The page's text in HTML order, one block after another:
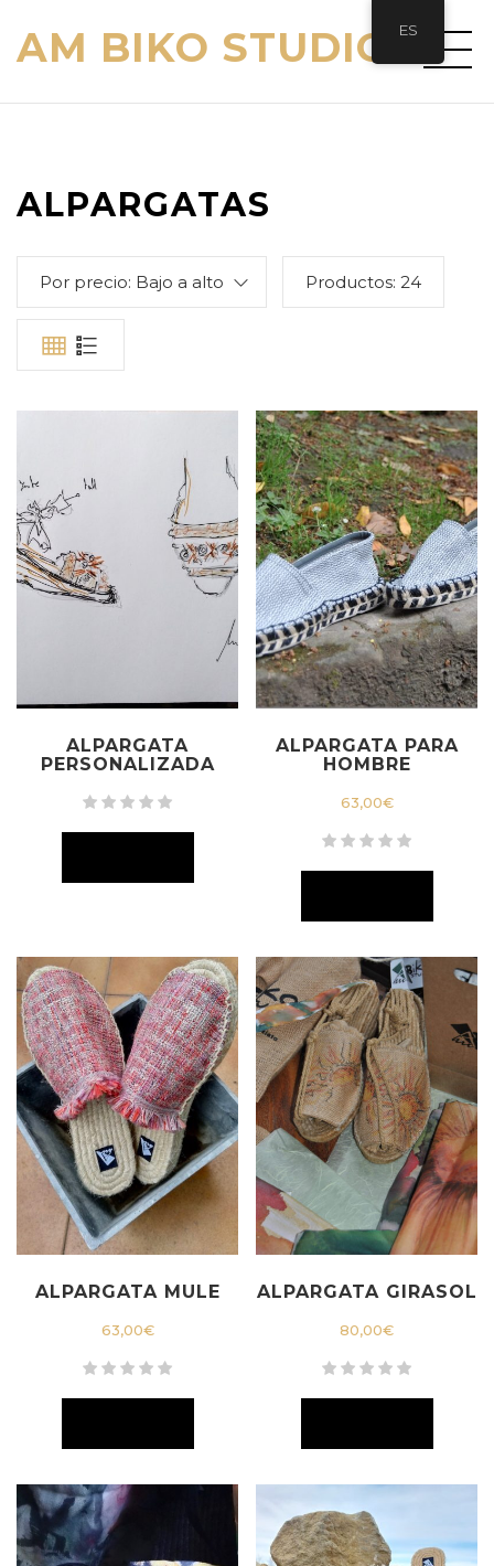
AM BIKO STUDIO
ALPARGATAS
Por precio: Bajo a alto Productos: 24
ALPARGATA
PERSONALIZADA
ALPARGATA PARA
HOMBRE
63,00€
ALPARGATA MULE
63,00€
ALPARGATA GIRASOL
80,00€
ES